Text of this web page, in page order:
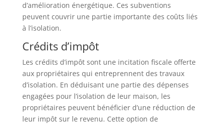
d’amélioration énergétique. Ces subventions
peuvent couvrir une partie importante des coûts liés
à l’isolation.
Crédits d’impôt
Les crédits d’impôt sont une incitation fiscale offerte
aux propriétaires qui entreprennent des travaux
d’isolation. En déduisant une partie des dépenses
engagées pour l’isolation de leur maison, les
propriétaires peuvent bénéficier d’une réduction de
leur impôt sur le revenu. Cette option de